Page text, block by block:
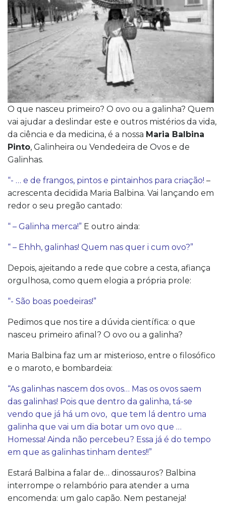
O que nasceu primeiro? O ovo ou a galinha? Quem
vai ajudar a deslindar este e outros mistérios da vida,
da ciência e da medicina, é a nossa Maria Balbina
Pinto, Galinheira ou Vendedeira de Ovos e de
Galinhas.
“- … e de frangos, pintos e pintainhos para criação! –
acrescenta decidida Maria Balbina. Vai lançando em
redor o seu pregão cantado:
“ – Galinha merca!” E outro ainda:
“ – Ehhh, galinhas! Quem nas quer i cum ovo?”
Depois, ajeitando a rede que cobre a cesta, afiança
orgulhosa, como quem elogia a própria prole:
“- São boas poedeiras!”
Pedimos que nos tire a dúvida científica: o que
nasceu primeiro afinal? O ovo ou a galinha?
Maria Balbina faz um ar misterioso, entre o filosófico
e o maroto, e bombardeia:
“As galinhas nascem dos ovos… Mas os ovos saem
das galinhas! Pois que dentro da galinha, tá-se
vendo que já há um ovo, que tem lá dentro uma
galinha que vai um dia botar um ovo que …
Homessa! Ainda não percebeu? Essa já é do tempo
em que as galinhas tinham dentes!!”
Estará Balbina a falar de… dinossauros? Balbina
interrompe o relambório para atender a uma
encomenda: um galo capão. Nem pestaneja!